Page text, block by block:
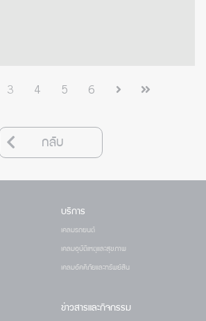
3 4 5 6
กลับ
บริการ
เคลมรถยนต์
เคลมอุบัติเหตุและสุขภาพ
เคลมอัคคีภัยและทรัพย์สิน
ข่าวสารและกิจกรรม